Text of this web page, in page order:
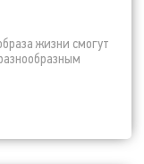
жизни смогут